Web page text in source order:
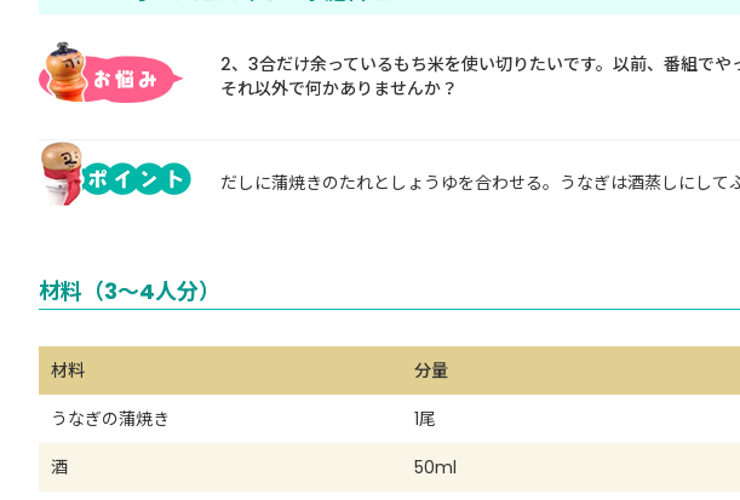
2、3合だけ余っているもち米を使い切りたいです。以前、番組でや
それ以外で何かありませんか？
だしに蒲焼きのたれとしょうゆを合わせる。うなぎは酒蒸しにして
材料（3～4人分）
材料
分量
うなぎの蒲焼き
1尾
酒
50ml